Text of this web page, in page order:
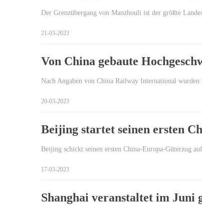
Der Grenzübergang von Manzhouli ist der größte
21-03-2023
Von China gebaute
Nach Angaben von China Railway International
20-03-2023
Beijing startet seinen ersten
Beijing schickt seinen ersten China-Europa-Güterzug
17-03-2023
Shanghai veranstaltet im Juni